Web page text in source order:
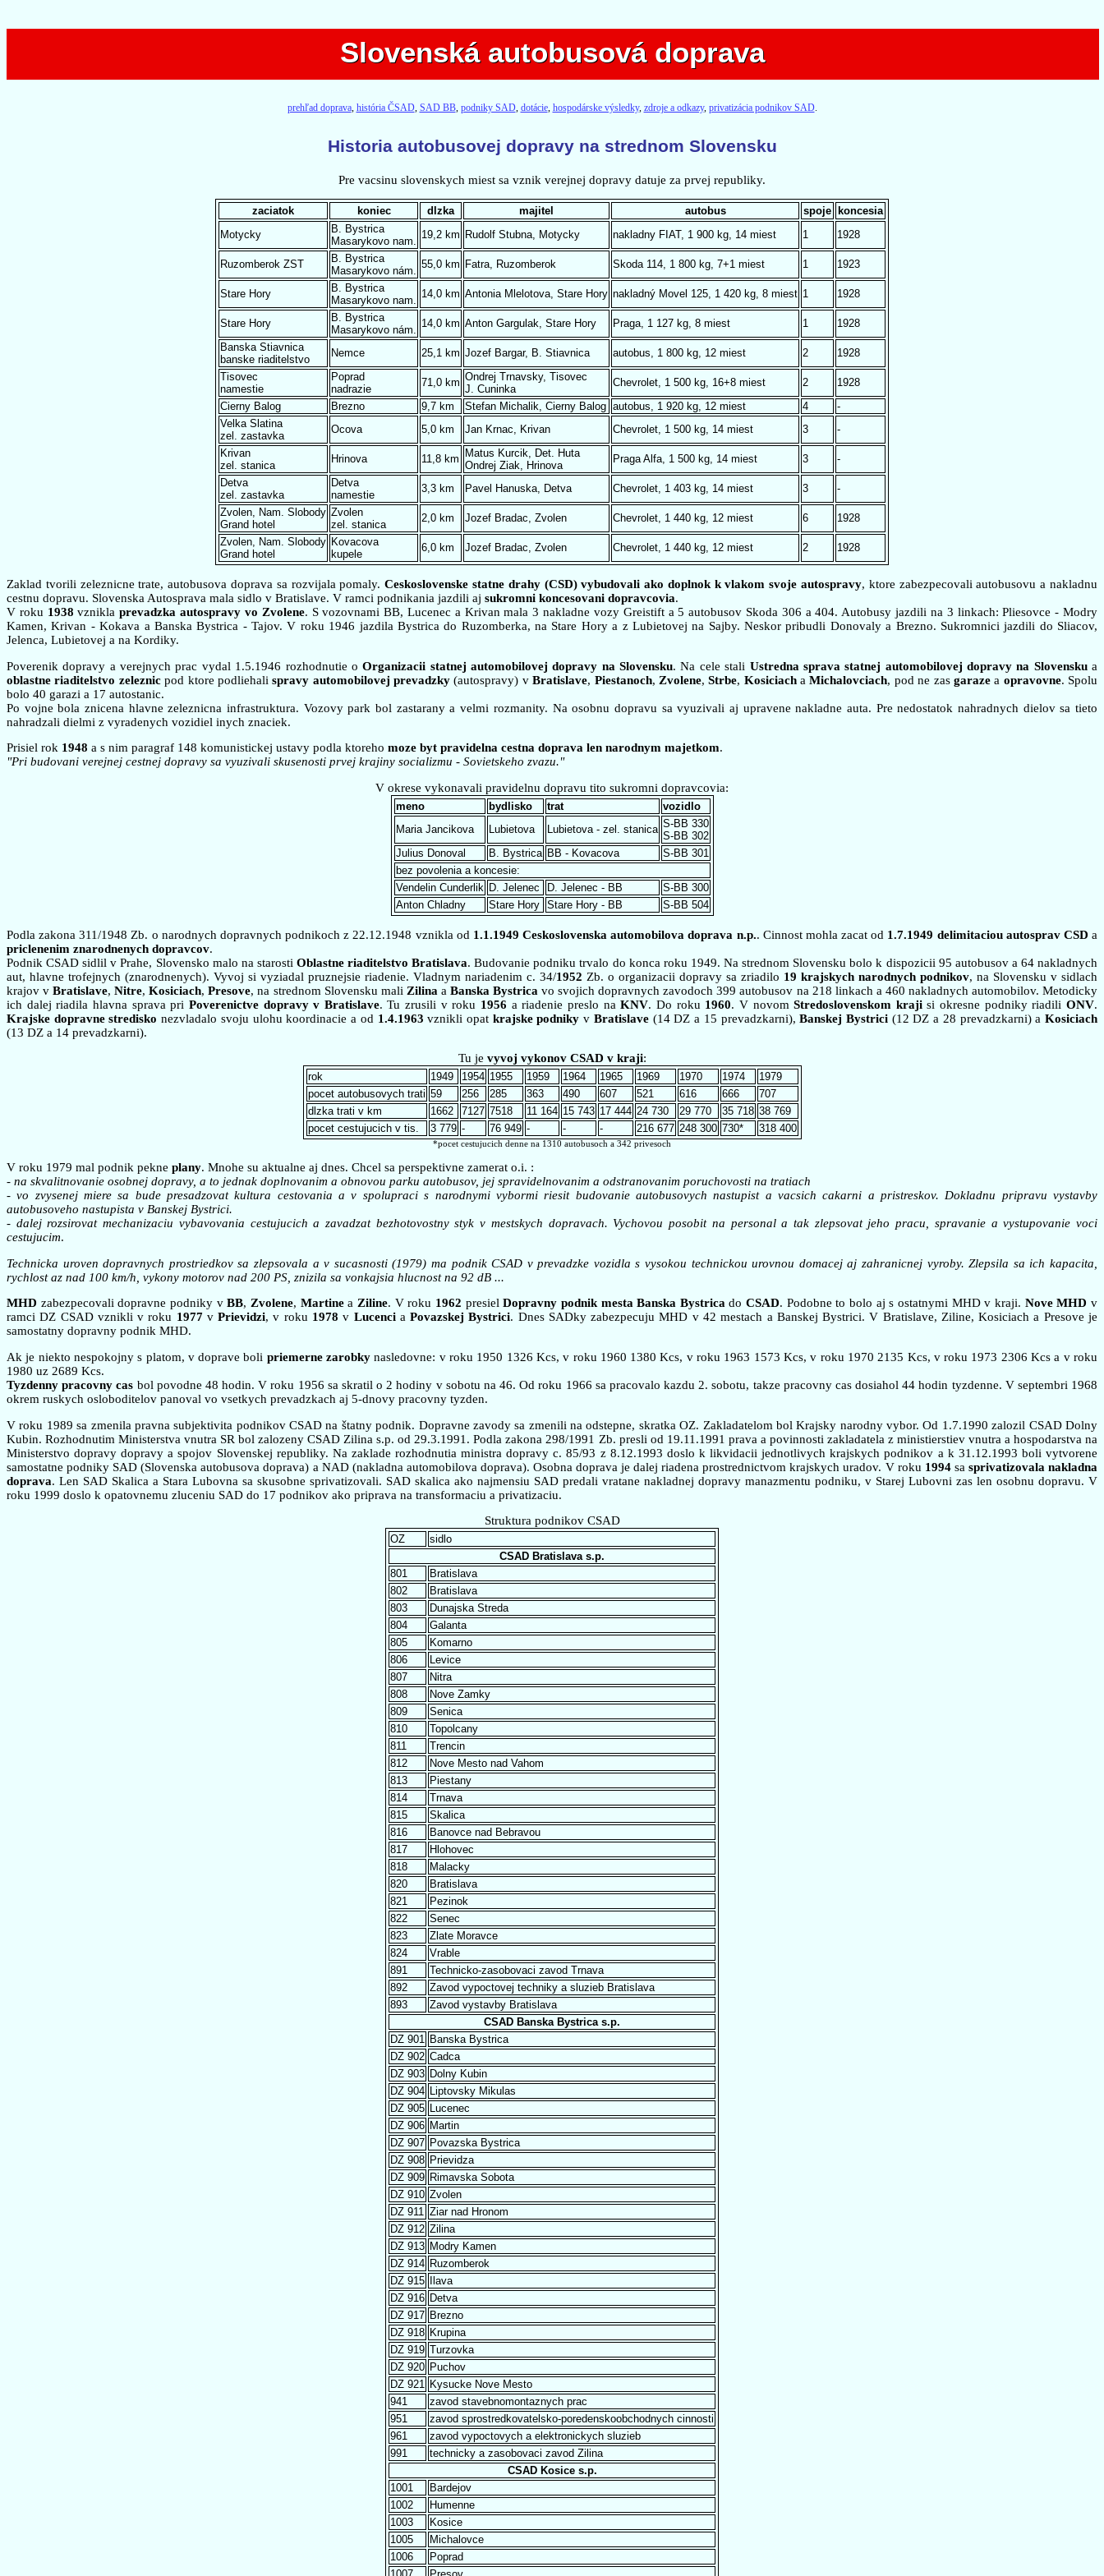
Slovenská autobusová doprava
Slovenská autobusová doprava
prehľad doprava, história ČSAD, SAD BB, podniky SAD, dotácie, hospodárske výsledky, zdroje a odkazy, privatizácia podnikov SAD.
Historia autobusovej dopravy na strednom Slovensku
Pre vacsinu slovenskych miest sa vznik verejnej dopravy datuje za prvej republiky.
zaciatok koniec dlzka majitel autobus spoje
koncesia
Motycky
B. Bystrica
Masarykovo nam.
19,2 km Rudolf Stubna, Motycky nakladny FIAT, 1 900 kg, 14 miest 1 1928
Ruzomberok ZST
B. Bystrica
Masarykovo nám.
55,0 km Fatra, Ruzomberok Skoda 114, 1 800 kg, 7+1 miest 1 1923
Stare Hory
B. Bystrica
Masarykovo nam.
14,0 km Antonia Mlelotova, Stare Hory nakladný Movel 125, 1 420 kg, 8 miest 1 1928
Stare Hory
B. Bystrica
Masarykovo nám.
14,0 km Anton Gargulak, Stare Hory Praga, 1 127 kg, 8 miest 1
1928
Banska Stiavnica
banske riaditelstvo
Nemce 25,1 km Jozef Bargar, B. Stiavnica autobus, 1 800 kg, 12 miest 2
1928
Tisovec
namestie
Poprad
nadrazie
71,0 km Ondrej Trnavsky, Tisovec
J. Cuninka
Chevrolet, 1 500 kg, 16+8 miest 2
1928
Cierny Balog
Brezno 9,7 km Stefan Michalik, Cierny Balog autobus, 1 920 kg, 12 miest 4
-
Velka Slatina
zel. zastavka
Ocova 5,0 km Jan Krnac, Krivan Chevrolet, 1 500 kg, 14 miest 3
-
Krivan
zel. stanica
Hrinova 11,8 km
Matus Kurcik, Det. Huta
Ondrej Ziak, Hrinova
Praga Alfa, 1 500 kg, 14 miest 3
-
Detva
zel. zastavka
Detva
namestie
3,3 km Pavel Hanuska, Detva Chevrolet, 1 403 kg, 14 miest 3
-
Zvolen, Nam. Slobody
Grand hotel
Zvolen
zel. stanica
2,0 km Jozef Bradac, Zvolen Chevrolet, 1 440 kg, 12 miest 6
1928
Zvolen, Nam. Slobody
Grand hotel
Kovacova
kupele
6,0 km Jozef Bradac, Zvolen Chevrolet, 1 440 kg, 12 miest 2 1928
Zaklad tvorili zeleznicne trate, autobusova doprava sa rozvijala pomaly.Ceskoslovenske statne drahy (CSD) vybudovali ako doplnok k vlakom svoje autospravy, ktore zabezpecovali autobusovu a nakladnu
cestnu dopravu. Slovenska Autosprava mala sidlo v Bratislave. V ramci podnikania jazdili aj sukromni koncesovani dopravcovia.
V roku 1938 vzniklaprevadzka autospravy vo Zvolene. S vozovnami BB, Lucenec a Krivan mala 3 nakladne vozy Greistift a 5 autobusov Skoda 306 a 404. Autobusy jazdili na 3 linkach: Pliesovce - Modry
Kamen, Krivan - Kokava a Banska Bystrica - Tajov. V roku 1946 jazdila Bystrica do Ruzomberka, na Stare Hory a z Lubietovej na Sajby. Neskor pribudli Donovaly a Brezno. Sukromnici jazdili do Sliacov,
Jelenca, Lubietovej a na Kordiky.
Poverenik dopravy a verejnych prac vydal 1.5.1946 rozhodnutie oOrganizacii statnej automobilovej dopravy na Slovensku. Na cele stali Ustredna sprava statnej automobilovej dopravy na Slovenskua
oblastne riaditelstvo zeleznicpod ktore podliehalispravy automobilovej prevadzky (autospravy) vBratislave, Piestanoch, Zvolene,Strbe, KosiciachaMichalovciach, pod ne zas garazea opravovne. Spolu
bolo 40 garazi a 17 autostanic.
Po vojne bola znicena hlavne zeleznicna infrastruktura. Vozovy park bol zastarany a velmi rozmanity. Na osobnu dopravu sa vyuzivali aj upravene nakladne auta. Pre nedostatok nahradnych dielov sa tieto
nahradzali dielmi z vyradenych vozidiel inych znaciek.
Prisiel rok 1948 a s nim paragraf 148 komunistickej ustavy podla ktoreho moze byt pravidelna cestna doprava len narodnym majetkom.
"Pri budovani verejnej cestnej dopravy sa vyuzivali skusenosti prvej krajiny socializmu - Sovietskeho zvazu."
V okrese vykonavali pravidelnu dopravu tito sukromni dopravcovia:
meno bydlisko trat
vozidlo
Maria Jancikova
Lubietova Lubietova - zel. stanica S-BB 330
S-BB 302
Julius Donoval
B. Bystrica BB - Kovacova
S-BB 301
bez povolenia a koncesie:
Vendelin Cunderlik D. Jelenec D. Jelenec - BB
S-BB 300
Anton Chladny
Stare Hory Stare Hory - BB S-BB 504
Podla zakona 311/1948 Zb. o narodnych dopravnych podnikoch z 22.12.1948 vznikla od 1.1.1949 Ceskoslovenska automobilova doprava n.p.. Cinnost mohla zacat od 1.7.1949 delimitaciou autosprav CSD a
priclenenim znarodnenych dopravcov.
Podnik CSAD sidlil v Prahe, Slovensko malo na starosti Oblastne riaditelstvo Bratislava. Budovanie podniku trvalo do konca roku 1949. Na strednom Slovensku bolo k dispozicii 95 autobusov a 64 nakladnych
aut, hlavne trofejnych (znarodnenych). Vyvoj si vyziadal pruznejsie riadenie. Vladnym nariadenim c. 34/1952 Zb. o organizacii dopravy sa zriadilo 19 krajskych narodnych podnikov, na Slovensku v sidlach
krajov vBratislave,Nitre,Kosiciach,Presove, na strednom Slovensku mali Zilina a Banska Bystrica vo svojich dopravnych zavodoch 399 autobusov na 218 linkach a 460 nakladnych automobilov. Metodicky
ich dalej riadila hlavna sprava pri Poverenictve dopravy v Bratislave. Tu zrusili v roku 1956 a riadenie preslo naKNV. Do roku 1960. V novomStredoslovenskom krajisi okresne podniky riadiliONV.
Krajske dopravne stredisko nezvladalo svoju ulohu koordinacie a od 1.4.1963 vznikli opat krajske podniky v Bratislave(14 DZ a 15 prevadzkarni),Banskej Bystrici (12 DZ a 28 prevadzkarni) aKosiciach
(13 DZ a 14 prevadzkarni).
Tu je vyvoj vykonov CSAD v kraji:
rok 1949 1954 1955 1959 1964 1965 1969 1970 1974
1979
pocet autobusovych trati 59 256 285 363 490 607 521 616 666
707
dlzka trati v km
1662 7127 7518 11 164 15 743 17 444 24 730 29 770 35 718 38 769
pocet cestujucich v tis.
3 779 - 76 949 - - - 216 677 248 300 730* 318 400
*pocet cestujucich denne na 1310 autobusoch a 342 privesoch
V roku 1979 mal podnik pekne plany. Mnohe su aktualne aj dnes. Chcel sa perspektivne zamerat o.i. :
- na skvalitnovanie osobnej dopravy, a to jednak doplnovanim a obnovou parku autobusov, jej spravidelnovanim a odstranovanim poruchovosti na tratiach
- vo zvysenej miere sa bude presadzovat kultura cestovania a v spolupraci s narodnymi vybormi riesit budovanie autobusovych nastupist a vacsich cakarni a pristreskov. Dokladnu pripravu vystavby
autobusoveho nastupista v Banskej Bystrici.
- dalej rozsirovat mechanizaciu vybavovania cestujucich a zavadzat bezhotovostny styk v mestskych dopravach. Vychovou posobit na personal a tak zlepsovat jeho pracu, spravanie a vystupovanie voci
cestujucim.
Technicka uroven dopravnych prostriedkov sa zlepsovala a v sucasnosti (1979) ma podnik CSAD v prevadzke vozidla s vysokou technickou urovnou domacej aj zahranicnej vyroby. Zlepsila sa ich kapacita,
rychlost az nad 100 km/h, vykony motorov nad 200 PS, znizila sa vonkajsia hlucnost na 92 dB ...
MHD zabezpecovali dopravne podniky vBB, Zvolene, Martinea Ziline. V roku 1962 presielDopravny podnik mesta Banska BystricadoCSAD. Podobne to bolo aj s ostatnymi MHD v kraji. Nove MHD v
ramci DZ CSAD vznikli v roku 1977vPrievidzi, v roku 1978 v LucenciaPovazskej Bystrici. Dnes SADky zabezpecuju MHD v 42 mestach a Banskej Bystrici. V Bratislave, Ziline, Kosiciach a Presove je
samostatny dopravny podnik MHD.
Ak je niekto nespokojny s platom, v doprave boli priemerne zarobky nasledovne: v roku 1950 1326 Kcs, v roku 1960 1380 Kcs, v roku 1963 1573 Kcs, v roku 1970 2135 Kcs, v roku 1973 2306 Kcs a v roku
1980 uz 2689 Kcs.
Tyzdenny pracovny cas bol povodne 48 hodin. V roku 1956 sa skratil o 2 hodiny v sobotu na 46. Od roku 1966 sa pracovalo kazdu 2. sobotu, takze pracovny cas dosiahol 44 hodin tyzdenne. V septembri 1968
okrem ruskych osloboditelov panoval vo vsetkych prevadzkach aj 5-dnovy pracovny tyzden.
V roku 1989 sa zmenila pravna subjektivita podnikov CSAD na štatny podnik. Dopravne zavody sa zmenili na odstepne, skratka OZ. Zakladatelom bol Krajsky narodny vybor. Od 1.7.1990 zalozil CSAD Dolny
Kubin. Rozhodnutim Ministerstva vnutra SR bol zalozeny CSAD Zilina s.p. od 29.3.1991. Podla zakona 298/1991 Zb. presli od 19.11.1991 prava a povinnosti zakladatela z ministierstiev vnutra a hospodarstva na
Ministerstvo dopravy dopravy a spojov Slovenskej republiky. Na zaklade rozhodnutia ministra dopravy c. 85/93 z 8.12.1993 doslo k likvidacii jednotlivych krajskych podnikov a k 31.12.1993 boli vytvorene
samostatne podniky SAD (Slovenska autobusova doprava) a NAD (nakladna automobilova doprava). Osobna doprava je dalej riadena prostrednictvom krajskych uradov. V roku 1994sa sprivatizovala nakladna
doprava. Len SAD Skalica a Stara Lubovna sa skusobne sprivatizovali. SAD skalica ako najmensiu SAD predali vratane nakladnej dopravy manazmentu podniku, v Starej Lubovni zas len osobnu dopravu. V
roku 1999 doslo k opatovnemu zluceniu SAD do 17 podnikov ako priprava na transformaciu a privatizaciu.
Struktura podnikov CSAD
OZ
sidlo
CSAD Bratislava s.p.
801
Bratislava
802
Bratislava
803
Dunajska Streda
804
Galanta
805
Komarno
806
Levice
807
Nitra
808
Nove Zamky
809
Senica
810
Topolcany
811
Trencin
812
Nove Mesto nad Vahom
813
Piestany
814
Trnava
815
Skalica
816
Banovce nad Bebravou
817
Hlohovec
818
Malacky
820
Bratislava
821
Pezinok
822
Senec
823
Zlate Moravce
824
Vrable
891
Technicko-zasobovaci zavod Trnava
892
Zavod vypoctovej techniky a sluzieb Bratislava
893
Zavod vystavby Bratislava
CSAD Banska Bystrica s.p.
DZ 901 Banska Bystrica
DZ 902 Cadca
DZ 903 Dolny Kubin
DZ 904 Liptovsky Mikulas
DZ 905 Lucenec
DZ 906 Martin
DZ 907 Povazska Bystrica
DZ 908 Prievidza
DZ 909 Rimavska Sobota
DZ 910 Zvolen
DZ 911 Ziar nad Hronom
DZ 912 Zilina
DZ 913 Modry Kamen
DZ 914 Ruzomberok
DZ 915
Ilava
DZ 916 Detva
DZ 917 Brezno
DZ 918 Krupina
DZ 919 Turzovka
DZ 920 Puchov
DZ 921 Kysucke Nove Mesto
941
zavod stavebnomontaznych prac
951
zavod sprostredkovatelsko-poredenskoobchodnych cinnosti
961
zavod vypoctovych a elektronickych sluzieb
991
technicky a zasobovaci zavod Zilina
CSAD Kosice s.p.
1001
Bardejov
1002
Humenne
1003
Kosice
1005
Michalovce
1006
Poprad